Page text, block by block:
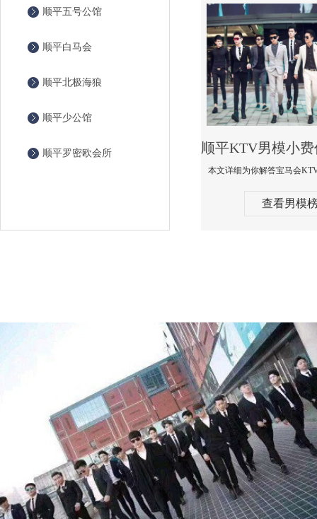
顺平五号公馆
顺平白马会
顺平北极海狼
顺平少公馆
顺平罗密欧会所
查看男模